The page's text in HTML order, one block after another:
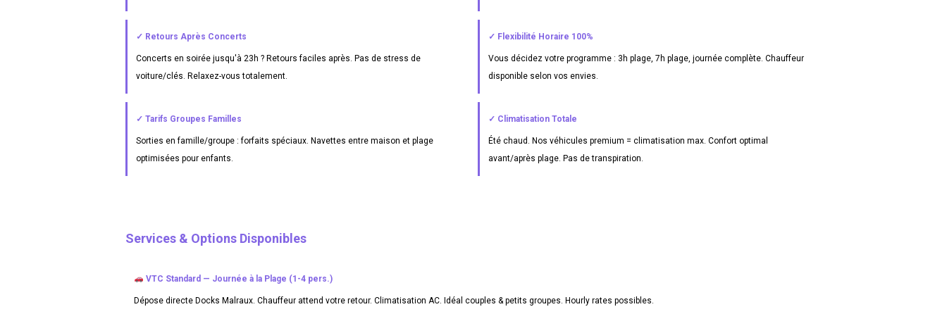
✓ Retours Après Concerts
Concerts en soirée jusqu'à 23h ? Retours faciles après. Pas de stress de
voiture/clés. Relaxez-vous totalement.
✓ Flexibilité Horaire 100%
Vous décidez votre programme : 3h plage, 7h plage, journée complète. Chauffeur
disponible selon vos envies.
✓ Tarifs Groupes Familles
Sorties en famille/groupe : forfaits spéciaux. Navettes entre maison et plage
optimisées pour enfants.
✓ Climatisation Totale
Été chaud. Nos véhicules premium = climatisation max. Confort optimal
avant/après plage. Pas de transpiration.
Services & Options Disponibles
VTC Standard — Journée à la Plage (1-4 pers.)
Dépose directe Docks Malraux. Chauffeur attend votre retour. Climatisation AC. Idéal couples & petits groupes. Hourly rates possibles.